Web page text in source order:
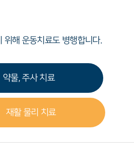
위해 운동치료도 병행합니다.
약물, 주사 치료
재활 물리 치료